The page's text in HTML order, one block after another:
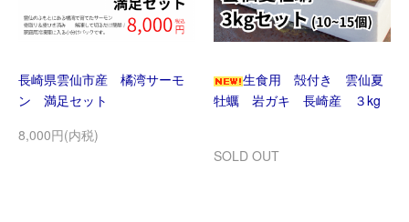
長崎県雲仙市産 橘湾サーモ
ン 満足セット
8,000円(内税)
生食用 殻付き 雲仙夏
牡蠣 岩ガキ 長崎産 ３kg
SOLD OUT